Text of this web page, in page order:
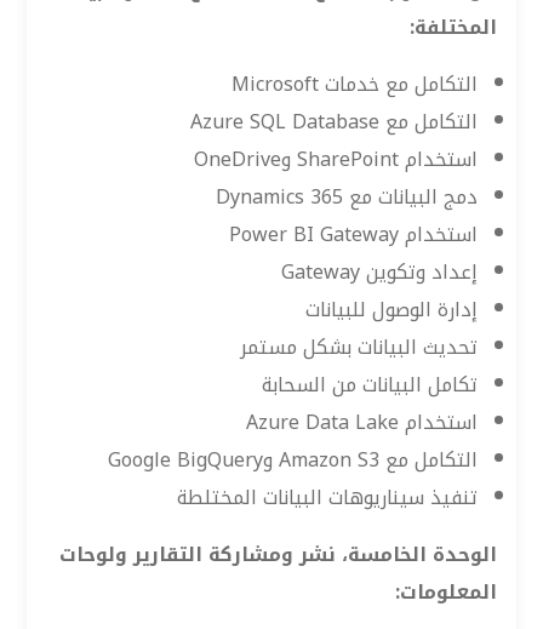
المختلفة:
التكامل مع خدمات Microsoft
التكامل مع Azure SQL Database
استخدام SharePoint وOneDrive
دمج البيانات مع Dynamics 365
استخدام Power BI Gateway
إعداد وتكوين Gateway
إدارة الوصول للبيانات
تحديث البيانات بشكل مستمر
تكامل البيانات من السحابة
استخدام Azure Data Lake
التكامل مع Amazon S3 وGoogle BigQuery
تنفيذ سيناريوهات البيانات المختلطة
الوحدة الخامسة، نشر ومشاركة التقارير ولوحات
المعلومات: